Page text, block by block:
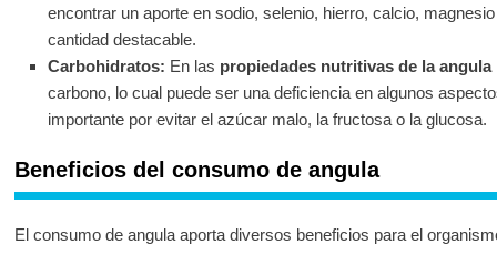
encontrar un aporte en sodio, selenio, hierro, calcio,
cantidad destacable.
Carbohidratos: En las propiedades nutritivas de la angula
carbono, lo cual puede ser una deficiencia en algunos
importante por evitar el azúcar malo, la fructosa o la glucosa.
Beneficios del consumo de angula
El consumo de angula aporta diversos beneficios para el